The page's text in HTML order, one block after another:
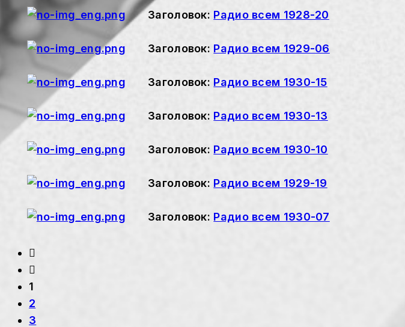
Заголовок: Радио всем 1928-20
Заголовок: Радио всем 1929-06
Заголовок: Радио всем 1930-15
Заголовок: Радио всем 1930-13
Заголовок: Радио всем 1930-10
Заголовок: Радио всем 1929-19
Заголовок: Радио всем 1930-07
1
2
3